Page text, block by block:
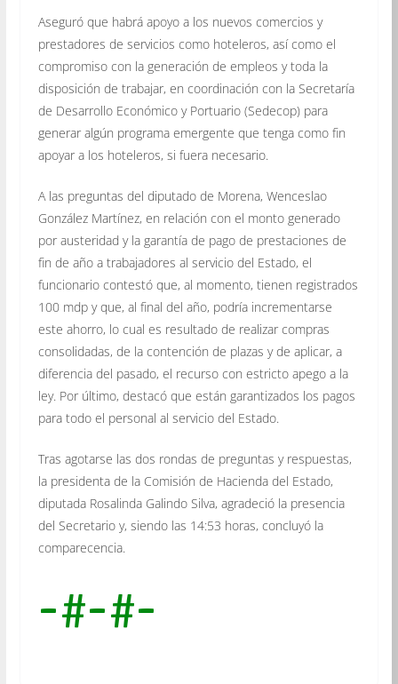
Aseguró que habrá apoyo a los nuevos comercios y
prestadores de servicios como hoteleros, así como el
compromiso con la generación de empleos y toda la
disposición de trabajar, en coordinación con la Secretaría
de Desarrollo Económico y Portuario (Sedecop) para
generar algún programa emergente que tenga como fin
apoyar a los hoteleros, si fuera necesario.
A las preguntas del diputado de Morena, Wenceslao
González Martínez, en relación con el monto generado
por austeridad y la garantía de pago de prestaciones de
fin de año a trabajadores al servicio del Estado, el
funcionario contestó que, al momento, tienen registrados
100 mdp y que, al final del año, podría incrementarse
este ahorro, lo cual es resultado de realizar compras
consolidadas, de la contención de plazas y de aplicar, a
diferencia del pasado, el recurso con estricto apego a la
ley. Por último, destacó que están garantizados los pagos
para todo el personal al servicio del Estado.
Tras agotarse las dos rondas de preguntas y respuestas,
la presidenta de la Comisión de Hacienda del Estado,
diputada Rosalinda Galindo Silva, agradeció la presencia
del Secretario y, siendo las 14:53 horas, concluyó la
comparecencia.
-#-#-